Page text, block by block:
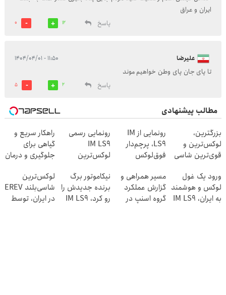
ایران و عراق
پاسخ
12
0
علیرضا ۱۱:۵۰ - ۱۴۰۴/۰۴/۰۱
تا پای جان پای وطن خواهیم موند
پاسخ
2
5
مطالب پیشنهادی
بزرگترین،
لوکس‌ترین و
قوی‌ترین شاسی
ایران رونمایی شد
رونمایی از IM
LS9، پرچم‌دار
فوق‌لوکس
ایران شد
رونمایی رسمی
IM LS9
لوکس‌ترین
راهکار سریع و
گیاهی برای
جلوگیری و درمان
ورود یک غول
لوکس و هوشمند
به ایران، IM LS9
مسیر همراهی و
گزارش عملکرد
گروه اسنپ در
نیکاموتور برگ
برنده جدیدش را
رو کرد، IM LS9
لوکس‌ترین
شاسی‌بلند EREV
در ایران، توسط